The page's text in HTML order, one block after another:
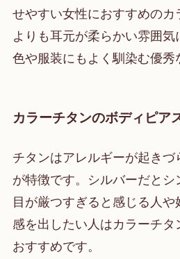
せやすい女性におすすめのカ
よりも耳元が柔らかい雰囲
色や服装にもよく馴染む優秀
カラーチタンのボディピア
チタンはアレルギーが起き
が特徴です。シルバーだとシ
目が厳つすぎると感じる人
感を出したい人はカラーチ
おすすめです。